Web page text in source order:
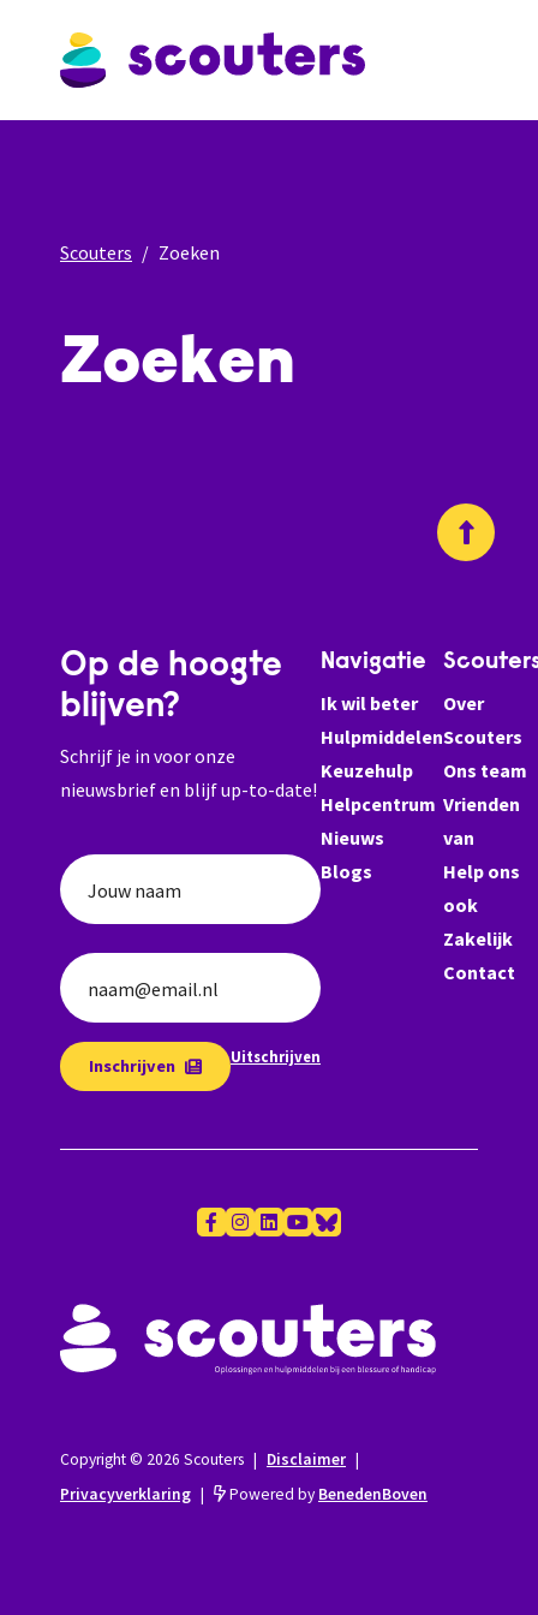
Scouters Zoeken
Zoeken
Op de hoogte
blijven?
Schrijf je in voor onze
nieuwsbrief en blijf up-to-date!
Jouw naam
naam@email.nl
Inschrijven Uitschrijven
Navigatie
Ik wil beter
Hulpmiddelen
Keuzehulp
Helpcentrum
Nieuws
Blogs
Over
Scouters
Ons team
Vrienden
van
Help ons
ook
Zakelijk
Contact
Copyright © 2026 Scouters | Disclaimer |
Privacyverklaring | Powered by BenedenBoven